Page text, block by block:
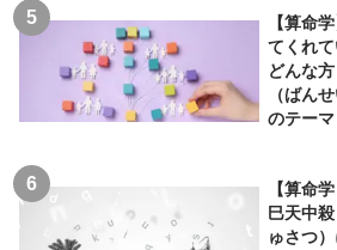
【算命
てくれ
どんな
（ばん
のテーマ
【算命
巳天中
ゅさつ